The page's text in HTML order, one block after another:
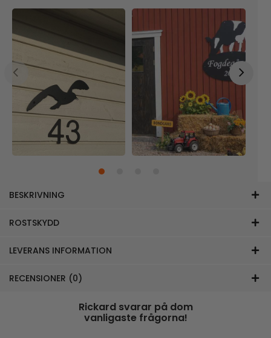
BESKRIVNING
ROSTSKYDD
LEVERANS INFORMATION
RECENSIONER (0)
Rickard svarar på dom
vanligaste frågorna!